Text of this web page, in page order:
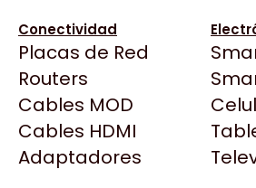
Conectividad
Placas de Red
Routers
Cables MOD
Cables HDMI
Adaptadores
Deepcool
Dell
EVGA
Gamemax
Genesis
Genius
Click Gaming
Compufan Store
Dinobyte
Full H4rd
Gaming City
Gezatek